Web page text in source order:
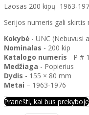
Laosas 200 kipų 1963-
Serijos numeris gali
Kokybė - UNC (Nebuvusi
Nominalas - 200 kip
Katalogo numeris - P #
Medžiaga - Popierius
Dydis - 155 × 80 mm
Metai – 1963-1976
Pranešti, kai bus prekyboje